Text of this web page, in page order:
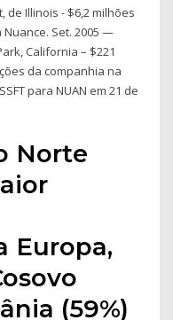
de Illinois - $6,2 milhões
Set. 2005 —
California – $221
da companhia na
para NUAN em 21 de
Norte
Europa,
(59%)